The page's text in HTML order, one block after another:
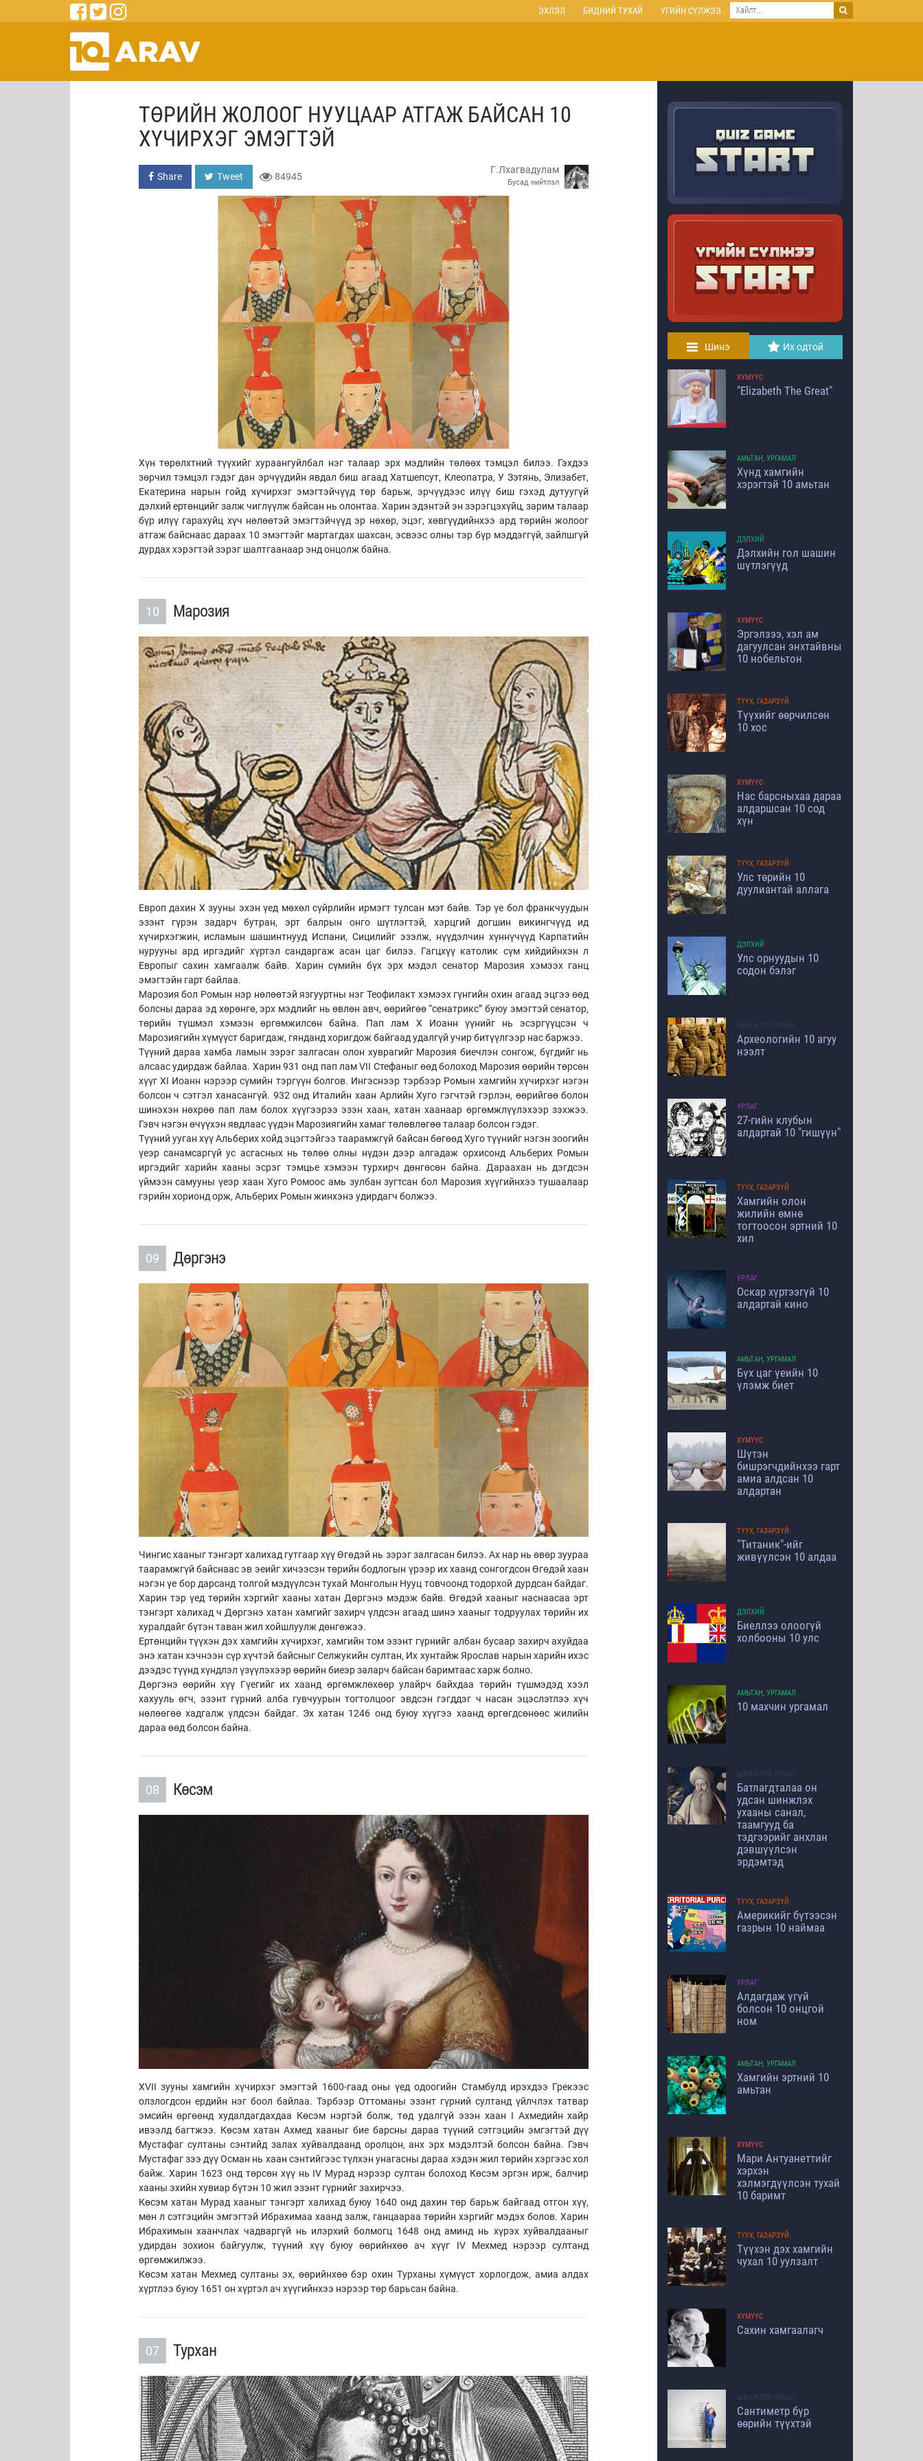
ЭХЛЭЛ БИДНИЙ ТУХАЙ ҮГИЙН СҮЛЖЭЭ
ТӨРИЙН ЖОЛООГ НУУЦААР АТГАЖ БАЙСАН 10
ХҮЧИРХЭГ ЭМЭГТЭЙ
Share Tweet 84945
Г.Лхагвадулам
Бусад нийтлэл
Хүн төрөлхтний түүхийг хураангуйлбал нэг талаар эрх мэдлийн төлөөх тэмцэл билээ. Гэхдээ
зөрчил тэмцэл гэдэг дан эрчүүдийн явдал биш агаад Хатшепсут, Клеопатра, У Зэтянь, Элизабет,
Екатерина нарын гойд хүчирхэг эмэгтэйчүүд төр барьж, эрчүүдээс илүү биш гэхэд дутуугүй
дэлхий ертөнцийг залж чиглүүлж байсан нь олонтаа. Харин эдэнтэй эн зэрэгцэхүйц, зарим талаар
бүр илүү гарахуйц хүч нөлөөтэй эмэгтэйчүүд эр нөхөр, эцэг, хөвгүүдийнхээ ард төрийн жолоог
атгаж байснаас дараах 10 эмэгтэйг мартагдах шахсан, эсвээс олны тэр бүр мэддэггүй, зайлшгүй
дурдах хэрэгтэй зэрэг шалтгаанаар энд онцолж байна.
10 Марозия
Европ дахин X зууны эхэн үед мөхөл сүйрлийн ирмэгт тулсан мэт байв. Тэр үе бол франкчуудын
эзэнт гүрэн задарч бутран, эрт балрын онго шүтлэгтэй, хэрцгий догшин викингчүүд ид
хүчирхэгжин, исламын шашинтнууд Испани, Сицилийг эзэлж, нүүдэлчин хүннүчүүд Карпатийн
нурууны ард иргэдийг хүртэл сандаргаж асан цаг билээ. Гагцхүү католик сүм хийдийнхэн л
Европыг сахин хамгаалж байв. Харин сүмийн бүх эрх мэдэл сенатор Марозия хэмээх ганц
эмэгтэйн гарт байлаа.
Марозия бол Ромын нэр нөлөөтэй язгууртны нэг Теофилакт хэмээх гүнгийн охин агаад эцгээ өөд
болсны дараа эд хөрөнгө, эрх мэдлийг нь өвлөн авч, өөрийгөө “сенатрикс” буюу эмэгтэй сенатор,
төрийн түшмэл хэмээн өргөмжилсөн байна. Пап лам X Иоанн үүнийг нь эсэргүүцсэн ч
Марозиягийн хүмүүст баригдаж, гянданд хоригдож байгаад удалгүй учир битүүлгээр нас баржээ.
Түүний дараа хамба ламын зэрэг залгасан олон хуврагийг Марозия биечлэн сонгож, бүгдийг нь
алсаас удирдаж байлаа. Харин 931 онд пап лам VII Стефаныг өөд болоход Марозия өөрийн төрсөн
хүүг XI Иоанн нэрээр сүмийн тэргүүн болгов. Ингэснээр тэрбээр Ромын хамгийн хүчирхэг нэгэн
болсон ч сэтгэл ханасангүй. 932 онд Италийн хаан Арлийн Хуго гэгчтэй гэрлэн, өөрийгөө болон
шинэхэн нөхрөө пап лам болох хүүгээрээ эзэн хаан, хатан хаанаар өргөмжлүүлэхээр зэхжээ.
Гэвч нэгэн өчүүхэн явдлаас үүдэн Марозиягийн хамаг төлөвлөгөө талаар болсон гэдэг.
Түүний ууган хүү Альберих хойд эцэгтэйгээ таарамжгүй байсан бөгөөд Хуго түүнийг нэгэн зоогийн
үеэр санамсаргүй ус асгасных нь төлөө олны нүдэн дээр алгадаж орхисонд Альберих Ромын
иргэдийг харийн хааны эсрэг тэмцье хэмээн турхирч дөнгөсөн байна. Дараахан нь дэгдсэн
үймээн самууны үеэр хаан Хуго Ромоос амь зулбан зугтсан бол Марозия хүүгийнхээ тушаалаар
гэрийн хорионд орж, Альберих Ромын жинхэнэ удирдагч болжээ.
09 Дөргэнэ
Чингис хааныг тэнгэрт халихад гутгаар хүү Өгөдэй нь зэрэг залгасан билээ. Ах нар нь өвөр зуураа
таарамжгүй байснаас эв эеийг хичээсэн төрийн бодлогын үрээр их хаанд сонгогдсон Өгөдэй хаан
нэгэн үе бор дарсанд толгой мэдүүлсэн тухай Монголын Нууц товчоонд тодорхой дурдсан байдаг.
Харин тэр үед төрийн хэргийг хааны хатан Дөргэнэ мэдэж байв. Өгөдэй хааныг наснаасаа эрт
тэнгэрт халихад ч Дөргэнэ хатан хамгийг захирч үлдсэн агаад шинэ хааныг тодруулах төрийн их
хуралдайг бүтэн таван жил хойшлуулж дөнгөжээ.
Ертөнцийн түүхэн дэх хамгийн хүчирхэг, хамгийн том эзэнт гүрнийг албан бусаар захирч ахуйдаа
энэ хатан хэчнээн сүр хүчтэй байсныг Селжукийн султан, Их хунтайж Ярослав нарын харийн ихэс
дээдэс түүнд хүндлэл үзүүлэхээр өөрийн биеэр заларч байсан баримтаас харж болно.
Дөргэнэ өөрийн хүү Гүегийг их хаанд өргөмжлөхөөр улайрч байхдаа төрийн түшмэдэд хээл
хахууль өгч, эзэнт гүрний алба гувчуурын тогтолцоог эвдсэн гэгддэг ч насан эцэслэтлээ хүч
нөлөөгөө хадгалж үлдсэн байдаг. Эх хатан 1246 онд буюу хүүгээ хаанд өргөгдсөнөөс жилийн
дараа өөд болсон байна.
08 Көсэм
XVII зууны хамгийн хүчирхэг эмэгтэй 1600-гаад оны үед одоогийн Стамбулд ирэхдээ Грекээс
олзлогдсон ердийн нэг боол байлаа. Тэрбээр Оттоманы эзэнт гүрний султанд үйлчлэх татвар
эмсийн өргөөнд худалдагдахдаа Көсэм нэртэй болж, төд удалгүй эзэн хаан I Ахмедийн хайр
ивээлд багтжээ. Көсэм хатан Ахмед хааныг бие барсны дараа түүний сэтгэцийн эмгэгтэй дүү
Мустафаг султаны сэнтийд залах хуйвалдаанд оролцон, анх эрх мэдэлтэй болсон байна. Гэвч
Мустафаг зээ дүү Осман нь хаан сэнтийгээс түлхэн унагасны дараа хэдэн жил төрийн хэргээс хол
байж. Харин 1623 онд төрсөн хүү нь IV Мурад нэрээр султан болоход Көсэм эргэн ирж, балчир
хааны эхийн хувиар бүтэн 10 жил эзэнт гүрнийг захирчээ.
Көсэм хатан Мурад хааныг тэнгэрт халихад буюу 1640 онд дахин төр барьж байгаад отгон хүү,
мөн л сэтгэцийн эмгэгтэй Ибрахимаа хаанд залж, ганцаараа төрийн хэргийг мэдэх болов. Харин
Ибрахимын хаанчлах чадваргүй нь илэрхий болмогц 1648 онд аминд нь хүрэх хуйвалдааныг
удирдан зохион байгуулж, түүний хүү буюу өөрийнхөө ач хүүг IV Мехмед нэрээр султанд
өргөмжилжээ.
Көсэм хатан Мехмед султаны эх, өөрийнхөө бэр охин Турханы хүмүүст хорлогдож, амиа алдах
хүртлээ буюу 1651 он хүртэл ач хүүгийнхээ нэрээр төр барьсан байна.
07 Турхан
Шинэ Их одтой
ХҮМҮҮС
"Elizabeth The Great"
АМЬТАН, УРГАМАЛ
Хүнд хамгийн
хэрэгтэй 10 амьтан
ДЭЛХИЙ
Дэлхийн гол шашин
шүтлэгүүд
ХҮМҮҮС
Эргэлзээ, хэл ам
дагуулсан энхтайвны
10 нобельтон
ТҮҮХ, ГАЗАРЗҮЙ
Түүхийг өөрчилсөн
10 хос
ХҮМҮҮС
Нас барсныхаа дараа
алдаршсан 10 сод
хүн
ТҮҮХ, ГАЗАРЗҮЙ
Улс төрийн 10
дуулиантай аллага
ДЭЛХИЙ
Улс орнуудын 10
содон бэлэг
ШИНЖЛЭХ УХААН
Археологийн 10 агуу
нээлт
УРЛАГ
27-гийн клубын
алдартай 10 "гишүүн"
ТҮҮХ, ГАЗАРЗҮЙ
Хамгийн олон
жилийн өмнө
тогтоосон эртний 10
хил
УРЛАГ
Оскар хүртээгүй 10
алдартай кино
АМЬТАН, УРГАМАЛ
Бүх цаг үеийн 10
үлэмж биет
ХҮМҮҮС
Шүтэн
бишрэгчдийнхээ гарт
амиа алдсан 10
алдартан
ТҮҮХ, ГАЗАРЗҮЙ
"Титаник"-ийг
живүүлсэн 10 алдаа
ДЭЛХИЙ
Биеллээ олоогүй
холбооны 10 улс
АМЬТАН, УРГАМАЛ
10 махчин ургамал
ШИНЖЛЭХ УХААН
Батлагдталаа он
удсан шинжлэх
ухааны санал,
таамгууд ба
тэдгээрийг анхлан
дэвшүүлсэн
эрдэмтэд
ТҮҮХ, ГАЗАРЗҮЙ
Америкийг бүтээсэн
газрын 10 наймаа
УРЛАГ
Алдагдаж үгүй
болсон 10 онцгой
ном
АМЬТАН, УРГАМАЛ
Хамгийн эртний 10
амьтан
ХҮМҮҮС
Мари Антуанеттийг
хэрхэн
хэлмэгдүүлсэн тухай
10 баримт
ТҮҮХ, ГАЗАРЗҮЙ
Түүхэн дэх хамгийн
чухал 10 уулзалт
ХҮМҮҮС
Сахин хамгаалагч
ШИНЖЛЭХ УХААН
Сантиметр бүр
өөрийн түүхтэй